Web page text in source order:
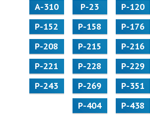
А-310
Р-23 Р-120
Р-152
Р-158 Р-176
Р-208
Р-215 Р-216
Р-221
Р-228 Р-229
Р-243
Р-269 Р-351
Р-404
Р-438